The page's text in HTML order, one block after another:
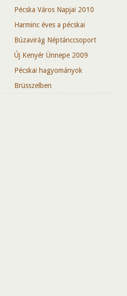
Pécska Város Napjai 2010
Harminc éves a pécskai
Búzavirág Néptánccsoport
Új Kenyér Ünnepe 2009
Pécskai hagyományok
Brüsszelben